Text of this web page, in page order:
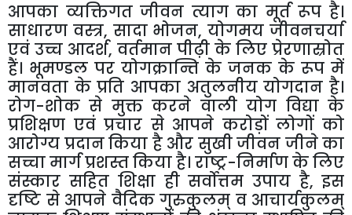
आपका व्यक्तिगत जीवन त्याग का मूर्त रूप है।
साधारण वस्त्र, सादा भोजन,योगमय जीवनचर्या
एवं उच्च आदर्श, वर्तमान पीढ़ी के लिए प्रेरणास्रोत
हैं। भूमण्डल पर योगक्रान्ति के जनक के रूप में
मानवता के प्रति आपका अतुलनीय योगदान है।
रोग-शोक से मुक्त करने वाली योग विद्या के
प्रशिक्षण एवं प्रचार से आपने करोड़ों लोगों को
आरोग्य प्रदानकिया है और सुखीजीवन जीनेका
सच्चामार्गप्रशस्तकियाहै। राष्ट्र-निर्माणकेलिए
संस्कार सहित शिक्षा ही सर्वोत्तम उपाय है,इस
दृष्टि से आपने वैदिक गुरुकुलम् व आचार्यकुलम्